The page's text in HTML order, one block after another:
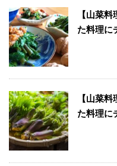
【山菜
た料理に
【山菜
た料理に